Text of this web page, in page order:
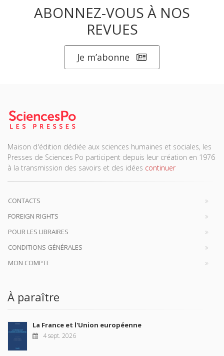
ABONNEZ-VOUS À NOS
REVUES
Je m’abonne
Maison d'édition dédiée aux sciences humaines et sociales, les
Presses de Sciences Po participent depuis leur création en 1976
à la transmission des savoirs et des idées continuer
CONTACTS
FOREIGN RIGHTS
POUR LES LIBRAIRES
CONDITIONS GÉNÉRALES
MON COMPTE
À paraître
La France et l'Union européenne
4 sept. 2026